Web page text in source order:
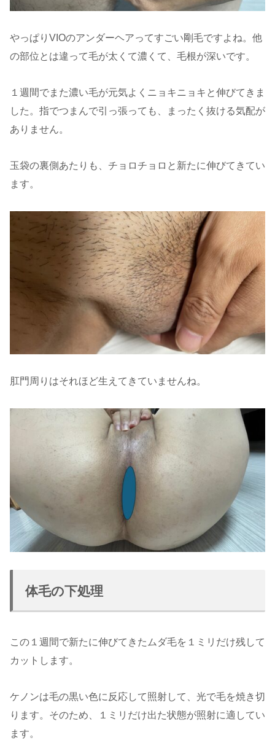
やっぱりVIOのアンダーヘアってすごい剛毛ですよね。他
の部位とは違って毛が太くて濃くて、毛根が深いです。
１週間でまた濃い毛が元気よくニョキニョキと伸びてきま
した。指でつまんで引っ張っても、まったく抜ける気配が
ありません。
玉袋の裏側あたりも、チョロチョロと新たに伸びてきてい
ます。
肛門周りはそれほど生えてきていませんね。
体毛の下処理
この１週間で新たに伸びてきたムダ毛を１ミリだけ残して
カットします。
ケノンは毛の黒い色に反応して照射して、光で毛を焼き切
ります。そのため、１ミリだけ出た状態が照射に適してい
ます。